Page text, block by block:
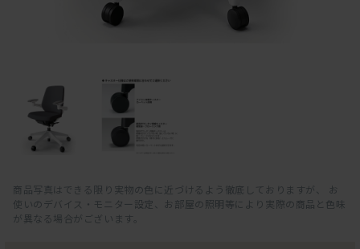
商品写真はできる限り実物の色に近づけるよう徹底しておりますが、 お
使いのデバイス・モニター設定、お部屋の照明等により実際の商品と色味
が異なる場合がございます。